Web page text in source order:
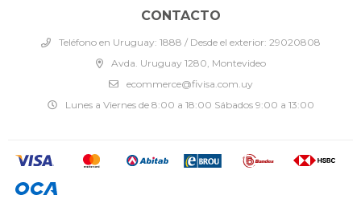
CONTACTO
Teléfono en Uruguay: 1888 / Desde el exterior: 29020808
Avda. Uruguay 1280, Montevideo
ecommerce@fivisa.com.uy
Lunes a Viernes de 8:00 a 18:00 Sábados 9:00 a 13:00